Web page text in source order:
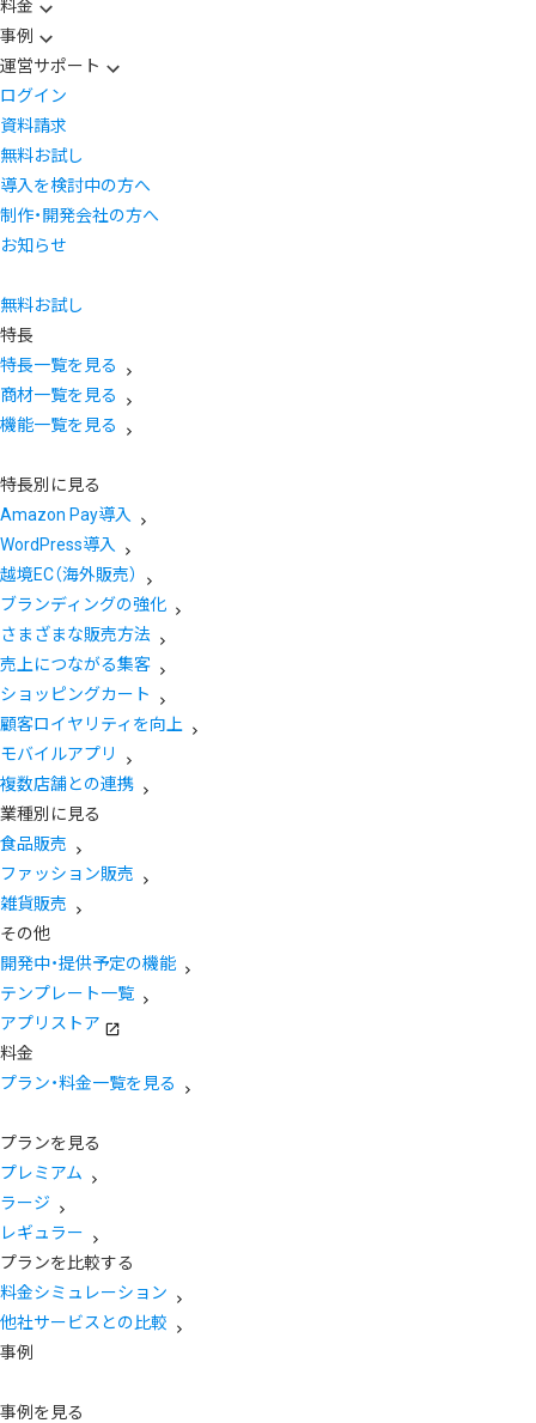
料金
事例
運営サポート
ログイン
資料請求
無料お試し
導入を検討中の方へ
制作・開発会社の方へ
お知らせ
無料お試し
特長
特長一覧を見る
商材一覧を見る
機能一覧を見る
特長別に見る
Amazon Pay導入
WordPress導入
越境EC（海外販売）
ブランディングの強化
さまざまな販売方法
売上につながる集客
ショッピングカート
顧客ロイヤリティを向上
モバイルアプリ
複数店舗との連携
業種別に見る
食品販売
ファッション販売
雑貨販売
その他
開発中・提供予定の機能
テンプレート一覧
アプリストア
料金
プラン・料金一覧を見る
プランを見る
プレミアム
ラージ
レギュラー
プランを比較する
料金シミュレーション
他社サービスとの比較
事例
事例を見る